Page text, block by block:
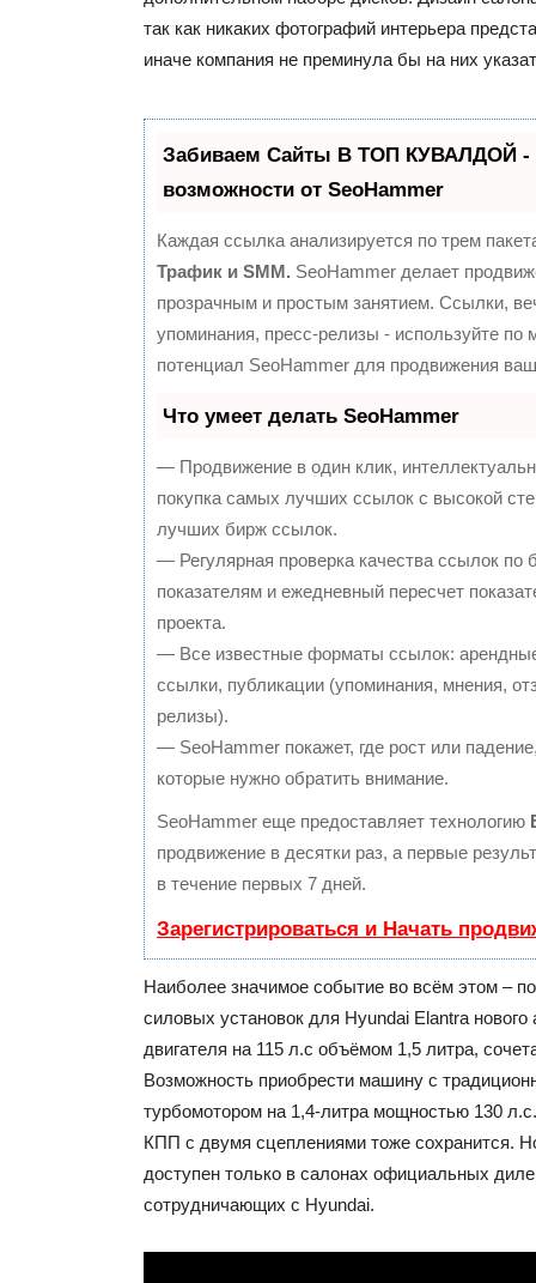
так как никаких фотографий интерьера
иначе компания не преминула бы на них
Забиваем Сайты В ТОП КУВАЛДОЙ -
возможности от SeoHammer
Каждая ссылка анализируется по трем
Трафик и SMM. SeoHammer делает
прозрачным и простым занятием. Ссылки,
упоминания, пресс-релизы - используйте по
потенциал SeoHammer для продвижения
Что умеет делать SeoHammer
— Продвижение в один клик,
покупка самых лучших ссылок с высокой
лучших бирж ссылок.
— Регулярная проверка качества ссылок по
показателям и ежедневный пересчет
проекта.
— Все известные форматы ссылок:
ссылки, публикации (упоминания, мнения,
релизы).
— SeoHammer покажет, где рост или
которые нужно обратить внимание.
SeoHammer еще предоставляет технологию
продвижение в десятки раз, а первые
в течение первых 7 дней.
Зарегистрироваться и Начать
Наиболее значимое событие во всём этом –
силовых установок для Hyundai Elantra нового
двигателя на 115 л.с объёмом 1,5 литра,
Возможность приобрести машину с
турбомотором на 1,4-литра мощностью 130
КПП с двумя сцеплениями тоже сохранится.
доступен только в салонах официальных
сотрудничающих с Hyundai.